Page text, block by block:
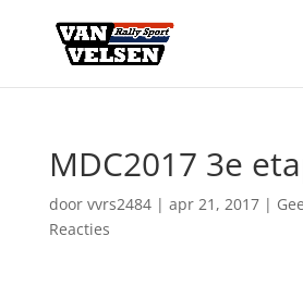
MDC2017 3e
door vvrs2484| apr 21, 2017|
Reacties